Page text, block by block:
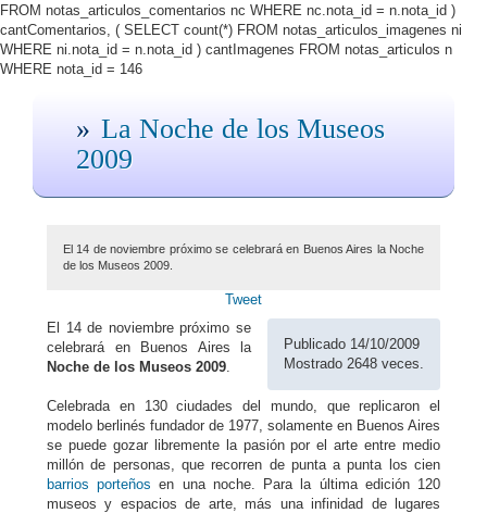
FROM notas_articulos_comentarios nc WHERE nc.nota_id = n.nota_id )
cantComentarios, ( SELECT count(*) FROM notas_articulos_imagenes ni
WHERE ni.nota_id = n.nota_id ) cantImagenes FROM notas_articulos n
WHERE nota_id = 146
La Noche de los Museos
2009
El 14 de noviembre próximo se celebrará en Buenos Aires la Noche
de los Museos 2009.
Tweet
Publicado 14/10/2009
Mostrado 2648 veces.
El 14 de noviembre próximo se
celebrará en Buenos Aires la
Noche de los Museos 2009.
Celebrada en 130 ciudades del mundo, que replicaron el
modelo berlinés fundador de 1977, solamente en Buenos Aires
se puede gozar libremente la pasión por el arte entre medio
millón de personas, que recorren de punta a punta los cien
barrios porteños en una noche. Para la última edición 120
museos y espacios de arte, más una infinidad de lugares